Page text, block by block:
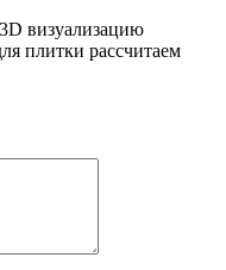
визуализацию
плитки рассчитаем